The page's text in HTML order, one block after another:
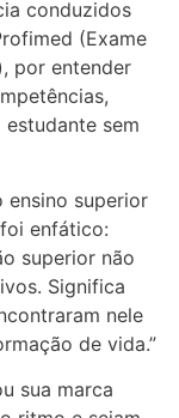
conduzidos
(Exame
por entender
sem
ensino superior
enfático:
superior não
Significa
nele
de vida.”
sua marca